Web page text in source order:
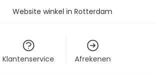
Website winkel in Rotterdam
Klantenservice Afrekenen